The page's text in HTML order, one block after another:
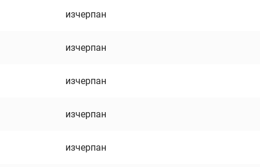
изчерпан
изчерпан
изчерпан
изчерпан
изчерпан